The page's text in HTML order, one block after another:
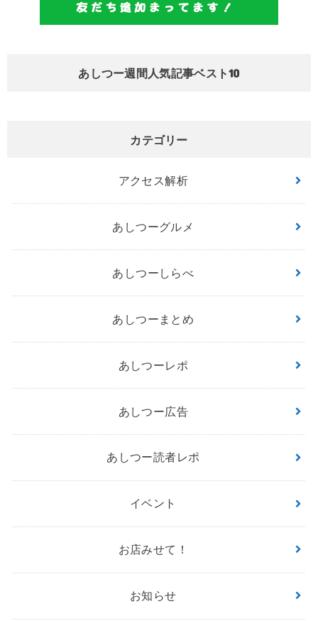
あしつー週間人気記事ベスト10
カテゴリー
アクセス解析
あしつーグルメ
あしつーしらべ
あしつーまとめ
あしつーレポ
あしつー広告
あしつー読者レポ
イベント
お店みせて！
お知らせ